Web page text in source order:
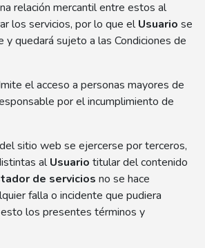
relación mercantil entre estos al
los servicios, por lo que elUsuario se
y quedará sujeto a las Condiciones de
el acceso a personas mayores de
por el incumplimiento de
sitio web se ejercerse por terceros,
alUsuario titular del contenido
de servicios no se hace
falla o incidente que pudiera
los presentes términos y